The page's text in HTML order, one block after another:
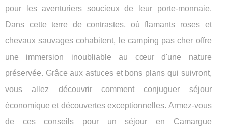
pour les aventuriers soucieux de leur porte-monnaie.
Dans cette terre de contrastes, où flamants roses et
chevaux sauvages cohabitent, le camping pas cher offre
une immersion inoubliable au cœur d'une nature
préservée. Grâce aux astuces et bons plans qui suivront,
vous allez découvrir comment conjuguer séjour
économique et découvertes exceptionnelles. Armez-vous
de ces conseils pour un séjour en Camargue